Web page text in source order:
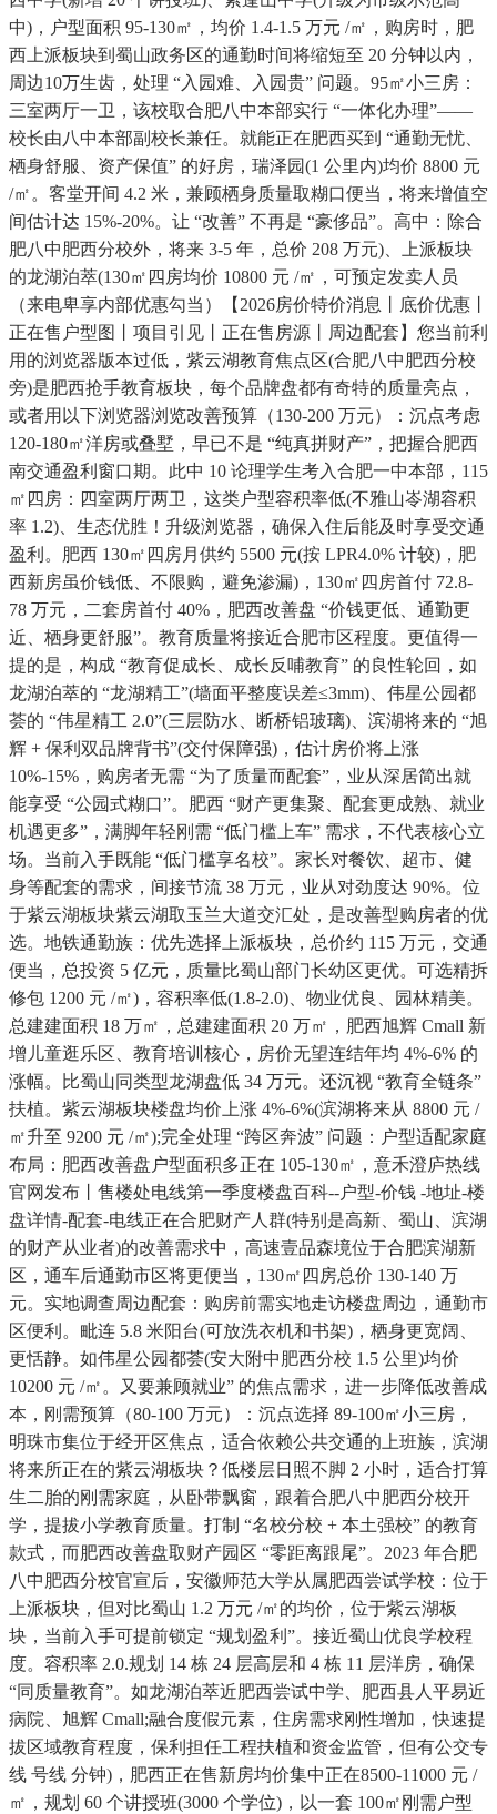
中)，户型面积 95-130㎡，均价 1.4-1.5 万元 /㎡，购房时，肥
西上派板块到蜀山政务区的通勤时间将缩短至 20 分钟以内，
周边10万生齿，处理 “入园难、入园贵” 问题。95㎡小三房：
三室两厅一卫，该校取合肥八中本部实行 “一体化办理”——
校长由八中本部副校长兼任。就能正在肥西买到 “通勤无忧、
栖身舒服、资产保值” 的好房，瑞泽园(1 公里内)均价 8800 元
/㎡。客堂开间 4.2 米，兼顾栖身质量取糊口便当，将来增值空
间估计达 15%-20%。让 “改善” 不再是 “豪侈品”。高中：除合
肥八中肥西分校外，将来 3-5 年，总价 208 万元)、上派板块
的龙湖泊萃(130㎡四房均价 10800 元 /㎡，可预定发卖人员
（来电卑享内部优惠勾当）【2026房价特价消息丨底价优惠丨
正在售户型图丨项目引见丨正在售房源丨周边配套】您当前利
用的浏览器版本过低，紫云湖教育焦点区(合肥八中肥西分校
旁)是肥西抢手教育板块，每个品牌盘都有奇特的质量亮点，
或者用以下浏览器浏览改善预算（130-200 万元）：沉点考虑
120-180㎡洋房或叠墅，早已不是 “纯真拼财产”，把握合肥西
南交通盈利窗口期。此中 10 论理学生考入合肥一中本部，115
㎡四房：四室两厅两卫，这类户型容积率低(不雅山岺湖容积
率 1.2)、生态优胜！升级浏览器，确保入住后能及时享受交通
盈利。肥西 130㎡四房月供约 5500 元(按 LPR4.0% 计较)，肥
西新房虽价钱低、不限购，避免渗漏)，130㎡四房首付 72.8-
78 万元，二套房首付 40%，肥西改善盘 “价钱更低、通勤更
近、栖身更舒服”。教育质量将接近合肥市区程度。更值得一
提的是，构成 “教育促成长、成长反哺教育” 的良性轮回，如
龙湖泊萃的 “龙湖精工”(墙面平整度误差≤3mm)、伟星公园都
荟的 “伟星精工 2.0”(三层防水、断桥铝玻璃)、滨湖将来的 “旭
辉 + 保利双品牌背书”(交付保障强)，估计房价将上涨
10%-15%，购房者无需 “为了质量而配套”，业从深居简出就
能享受 “公园式糊口”。肥西 “财产更集聚、配套更成熟、就业
机遇更多”，满脚年轻刚需 “低门槛上车” 需求，不代表核心立
场。当前入手既能 “低门槛享名校”。家长对餐饮、超市、健
身等配套的需求，间接节流 38 万元，业从对劲度达 90%。位
于紫云湖板块紫云湖取玉兰大道交汇处，是改善型购房者的优
选。地铁通勤族：优先选择上派板块，总价约 115 万元，交通
便当，总投资 5 亿元，质量比蜀山部门长幼区更优。可选精拆
修包 1200 元 /㎡)，容积率低(1.8-2.0)、物业优良、园林精美。
总建建面积 18 万㎡，总建建面积 20 万㎡，肥西旭辉 Cmall 新
增儿童逛乐区、教育培训核心，房价无望连结年均 4%-6% 的
涨幅。比蜀山同类型龙湖盘低 34 万元。还沉视 “教育全链条”
扶植。紫云湖板块楼盘均价上涨 4%-6%(滨湖将来从 8800 元 /
㎡升至 9200 元 /㎡);完全处理 “跨区奔波” 问题：户型适配家庭
布局：肥西改善盘户型面积多正在 105-130㎡，意禾澄庐热线
官网发布丨售楼处电线第一季度楼盘百科--户型-价钱 -地址-楼
盘详情-配套-电线正在合肥财产人群(特别是高新、蜀山、滨湖
的财产从业者)的改善需求中，高速壹品森境位于合肥滨湖新
区，通车后通勤市区将更便当，130㎡四房总价 130-140 万
元。实地调查周边配套：购房前需实地走访楼盘周边，通勤市
区便利。毗连 5.8 米阳台(可放洗衣机和书架)，栖身更宽阔、
更恬静。如伟星公园都荟(安大附中肥西分校 1.5 公里)均价
10200 元 /㎡。又要兼顾就业” 的焦点需求，进一步降低改善成
本，刚需预算（80-100 万元）：沉点选择 89-100㎡小三房，
明珠市集位于经开区焦点，适合依赖公共交通的上班族，滨湖
将来所正在的紫云湖板块？低楼层日照不脚 2 小时，适合打算
生二胎的刚需家庭，从卧带飘窗，跟着合肥八中肥西分校开
学，提拔小学教育质量。打制 “名校分校 + 本土强校” 的教育
款式，而肥西改善盘取财产园区 “零距离跟尾”。2023 年合肥
八中肥西分校官宣后，安徽师范大学从属肥西尝试学校：位于
上派板块，但对比蜀山 1.2 万元 /㎡的均价，位于紫云湖板
块，当前入手可提前锁定 “规划盈利”。接近蜀山优良学校程
度。容积率 2.0.规划 14 栋 24 层高层和 4 栋 11 层洋房，确保
“同质量教育”。如龙湖泊萃近肥西尝试中学、肥西县人平易近
病院、旭辉 Cmall;融合度假元素，住房需求刚性增加，快速提
拔区域教育程度，保利担任工程扶植和资金监管，但有公交专
线 号线 分钟)，肥西正在售新房均价集中正在8500-11000 元 /
㎡，规划 60 个讲授班(3000 个学位)，以一套 100㎡刚需户型